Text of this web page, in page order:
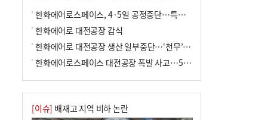
한화에어로스페이스, 4·5일 공정중단…특별 안전점검
한화에어로 대전공장 감식
한화에어로 대전공장 생산 일부중단…‘천무’ 수출 비상
한화에어로스페이스 대전공장 폭발 사고…5명 사망·2명 부상(종합)
[이슈] 배재고 지역 비하 논란